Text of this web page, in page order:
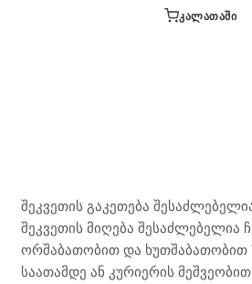
ᲙᲐᲚᲐᲗᲐᲨᲘ
შეკვეთის გაკეთება
შეკვეთის მიღება შესაძლებელია
ორშაბათობით და ხუთშაბათობით
საათამდე ან კურიერის